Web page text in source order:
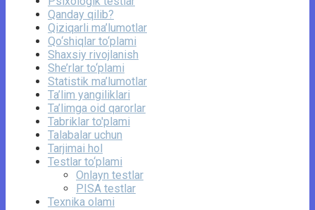
Qanday qilib?
Qiziqarli ma’lumotlar
Qo‘shiqlar to‘plami
Shaxsiy rivojlanish
She’rlar to‘plami
Statistik ma’lumotlar
Ta’lim yangiliklari
Ta’limga oid qarorlar
Tabriklar to'plami
Talabalar uchun
Tarjimai hol
Testlar to‘plami
Onlayn testlar
PISA testlar
Texnika olami